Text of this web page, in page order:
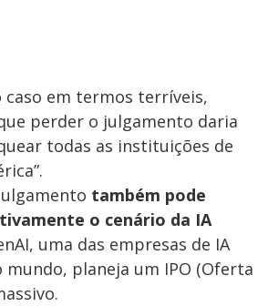
caso em termos terríveis,
perder o julgamento daria
todas as instituições de
também pode
o cenário da IA
uma das empresas de IA
mundo, planeja um IPO (Oferta